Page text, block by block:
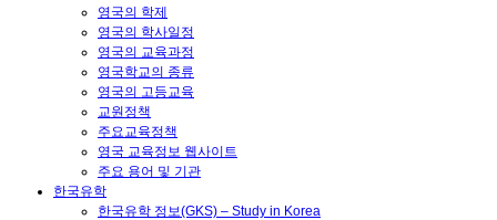
영국의 학제
영국의 학사일정
영국의 교육과정
영국학교의 종류
영국의 고등교육
교원정책
주요교육정책
영국 교육정보 웹사이트
주요 용어 및 기관
한국유학
한국유학 정보(GKS) – Study in Korea